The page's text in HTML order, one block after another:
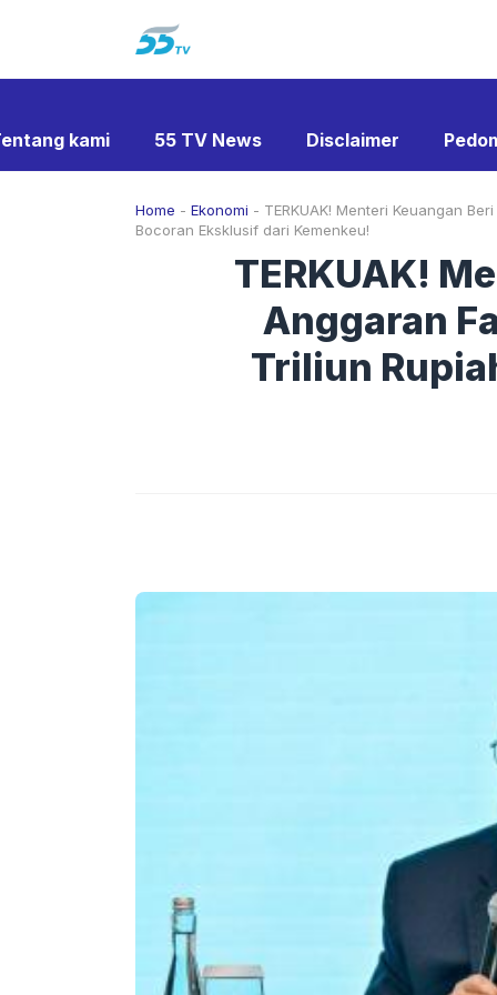
kami 55 TV News Disclaimer
Home - Ekonomi - TERKUAK! Menteri Keuangan
Bocoran Eksklusif dari Kemenkeu!
TERKUAK!
Anggaran
Triliun